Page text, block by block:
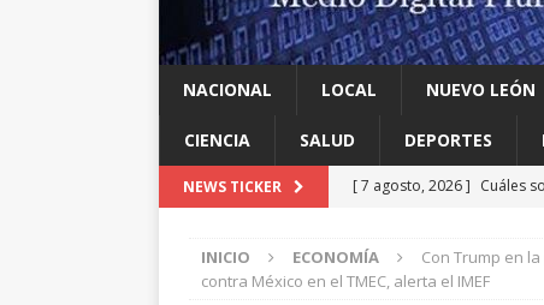
NACIONAL LOCAL NUEVO LEÓN
CIENCIA SALUD DEPORTES
NEWS TICKER [ 7 agosto, 2026 ] Cuáles
[ 7 agosto, 2026 ] México
INICIO ECONOMÍA
Con Trump en
contra México en el TMEC, alerta el IMEF